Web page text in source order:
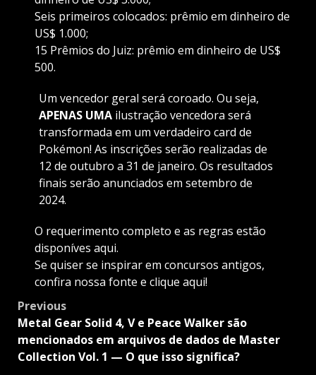
Seis primeiros colocados: prêmio em dinheiro de
US$ 1.000;
15 Prêmios do Juiz: prêmio em dinheiro de US$
500.
Um vencedor geral será coroado. Ou seja,
APENAS UMA ilustração vencedora será
transformada em um verdadeiro card de
Pokémon! As inscrições serão realizadas de
12 de outubro a 31 de janeiro. Os resultados
finais serão anunciados em setembro de
2024.
O requerimento completo e as regras estão
disponíves aqui.
Se quiser se inspirar em concursos antigos,
confira nossa fonte e clique aqui!
Post
navigation
Previous
Metal Gear Solid 4, V e Peace Walker são
mencionados em arquivos de dados de Master
Collection Vol. 1 — O que isso significa?